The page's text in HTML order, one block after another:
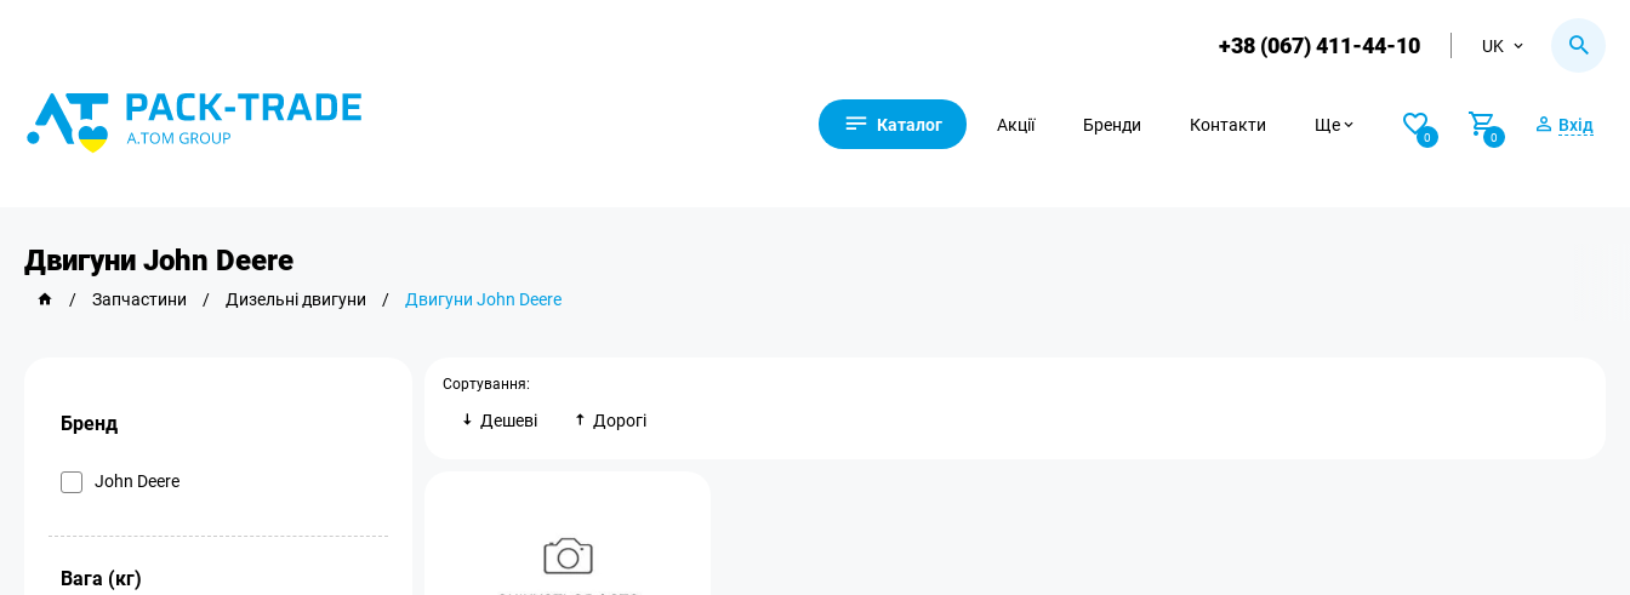
+38 (067) 411-44-10 UK
Каталог Акції Бренди Контакти Ще
0 0
Вхід
Двигуни John Deere
/ Запчастини / Дизельні двигуни / Двигуни John Deere
Бренд
John Deere
Вага (кг)
Сортування:
Дешеві Дорогі